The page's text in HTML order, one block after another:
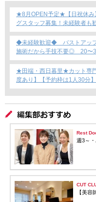
★8月OPEN予定★【日祝休み
グスタッフ募集！未経験者も
／賞与年2回支給／育児短時
◆未経験歓迎◆ バストアッ
施術だから手技不要◎ 20〜
中！
★田端・西日暮里★カット専
度あり】【予約枠は1人30分
すい！これからカット専門
Rest
週3～
CUT
【美容